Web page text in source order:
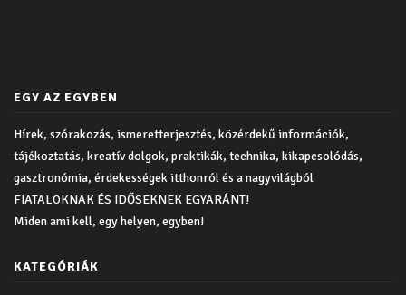
EGY AZ EGYBEN
Hírek, szórakozás, ismeretterjesztés, közérdekű információk,
tájékoztatás, kreatív dolgok, praktikák, technika, kikapcsolódás,
gasztronómia, érdekességek itthonról és a nagyvilágból
FIATALOKNAK ÉS IDŐSEKNEK EGYARÁNT!
Miden ami kell, egy helyen, egyben!
KATEGÓRIÁK